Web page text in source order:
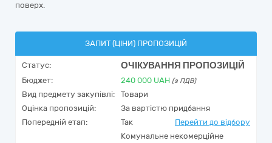
поверх.
ЗАПИТ (ЦІНИ) ПРОПОЗИЦІЙ
Статус: ОЧІКУВАННЯ ПРОПОЗИЦІЙ
Бюджет: 240 000 UAH (з ПДВ)
Вид предмету закупівлі:
Товари
Оцінка пропозицій:
За вартістю придбання
Попередній етап:
Так Перейти до відбору
Комунальне некомерційне